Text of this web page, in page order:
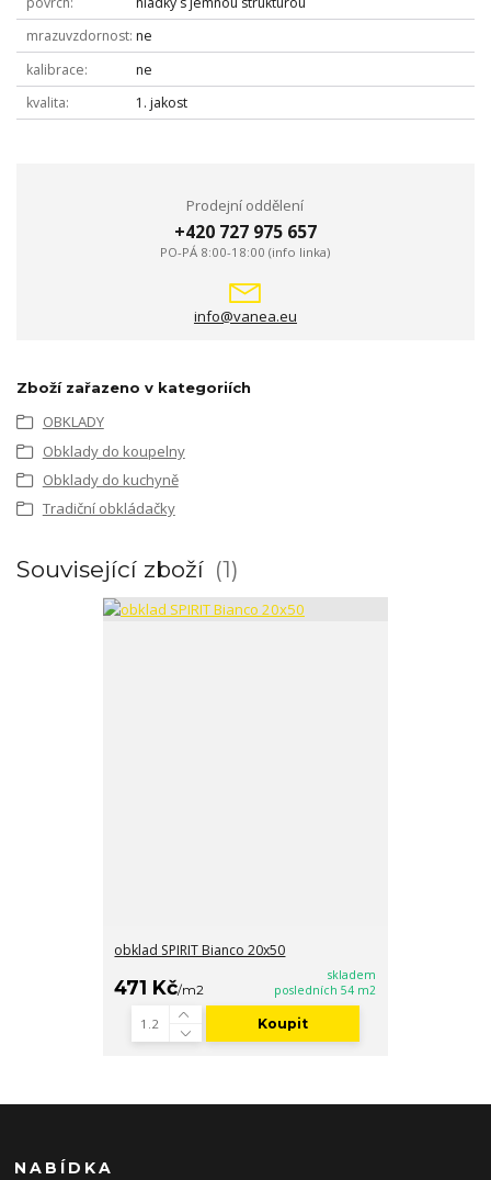
mrazuvzdornost ne
kalibrace
ne
kvalita
1. jakost
Prodejní oddělení
+420 727 975 657
PO-PÁ 8:00-18:00 (info linka)
info@vanea.eu
Zboží zařazeno v kategoriích
OBKLADY
Obklady do koupelny
Obklady do kuchyně
Tradiční obkládačky
Související zboží 1
obklad SPIRIT Bianco 20x50
471 Kč/m2
skladem
posledních 54 m2
Koupit
NABÍDKA